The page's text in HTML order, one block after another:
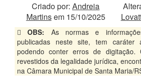
Criado por: Andreia
Martinsem 15/10/2025
OBS: As normas e
publicadas neste site, tem caráter
podendo conter erros de digitação.
revestidos da legalidade jurídica,
na Câmara Municipal de Santa Maria/